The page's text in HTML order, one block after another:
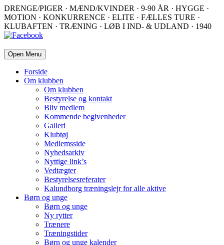
DRENGE/PIGER · MÆND/KVINDER · 9-90 ÅR · HYGGE ·
MOTION · KONKURRENCE · ELITE · FÆLLES TURE ·
KLUBAFTEN · TRÆNING · LØB I IND- & UDLAND · 1940
Open Menu
Forside
Om klubben
Om klubben
Bestyrelse og kontakt
Bliv medlem
Kommende begivenheder
Galleri
Klubtøj
Medlemsside
Nyhedsarkiv
Nyttige link’s
Vedtægter
Bestyrelsesreferater
Kalundborg træningslejr for alle aktive
Børn og unge
Børn og unge
Ny rytter
Trænere
Træningstider
Børn og unge kalender